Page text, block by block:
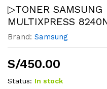
▷TONER
MULTIXPRESS
Brand: Samsung
S/450.00
Status: In stock